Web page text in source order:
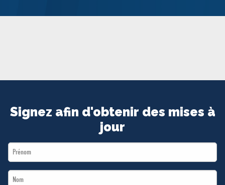
Signez afin d'obtenir des mises à
jour
First
Name
Last